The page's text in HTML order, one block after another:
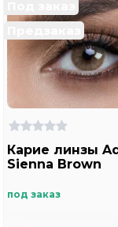
Карие линзы
Sienna Brown
под заказ